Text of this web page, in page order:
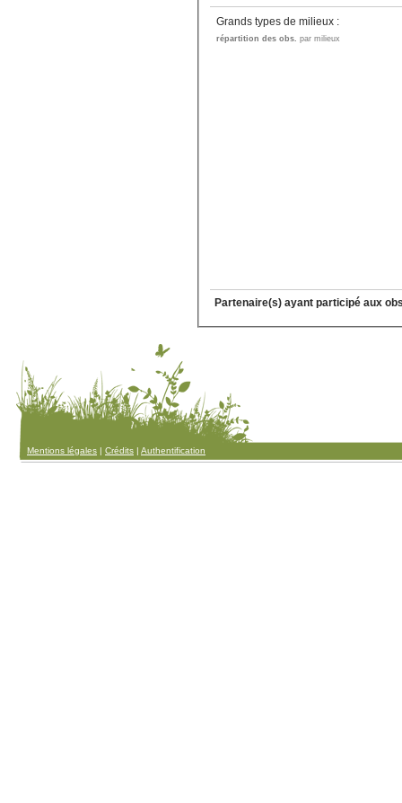
Grands types de milieux :
répartition des obs. par milieux
Partenaire(s) ayant participé aux
Mentions légales | Crédits | Authentification